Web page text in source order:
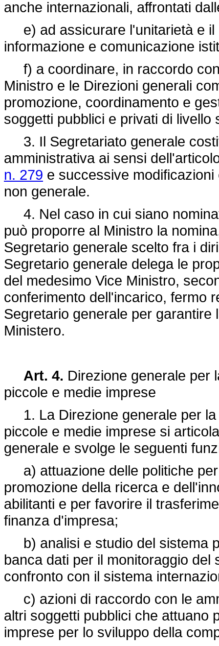
anche internazionali, affrontati
e) ad assicurare l'unitarietà e il
informazione e comunicazione
f) a coordinare, in raccordo
Ministro e le Direzioni generali
promozione, coordinamento e
soggetti pubblici e privati di
3. Il Segretariato generale
amministrativa ai sensi
n. 279 e successive
non generale.
4. Nel caso in cui siano
può proporre al Ministro la
Segretario generale scelto fra i
Segretario generale delega le
del medesimo Vice Ministro,
conferimento dell'incarico, fermo
Segretario generale per
Ministero.
Art. 4. Direzione generale per
piccole e medie imprese
1. La Direzione generale per la
piccole e medie imprese si
generale e svolge le seguenti
a) attuazione delle politiche
promozione della ricerca e
abilitanti e per favorire il
finanza d'impresa;
b) analisi e studio del sistema
banca dati per il monitoraggio
confronto con il sistema
c) azioni di raccordo con le
altri soggetti pubblici che attuano
imprese per lo sviluppo della